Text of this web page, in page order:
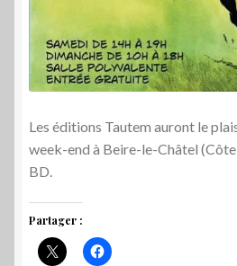
Les éditions Tautem auront le
week-end à Beire-le-Châtel (Côte
BD.
Partager :